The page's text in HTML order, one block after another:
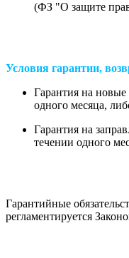
(ФЗ "О защите
Условия гарантии,
Гарантия на новые
одного месяца,
Гарантия на
течении одного
Гарантийные
регламентируется